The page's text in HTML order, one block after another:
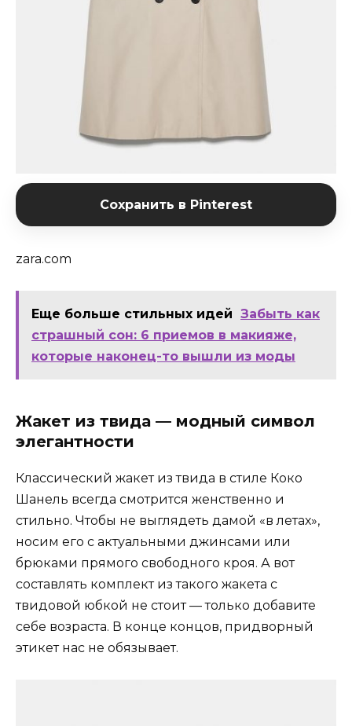
Сохранить в Pinterest
zara.com
Еще больше стильных идей Забыть как
страшный сон: 6 приемов в макияже,
которые наконец-то вышли из моды
Жакет из твида — модный символ
элегантности
Классический жакет из твида в стиле Коко
Шанель всегда смотрится женственно и
стильно. Чтобы не выглядеть дамой «в летах»,
носим его с актуальными джинсами или
брюками прямого свободного кроя. А вот
составлять комплект из такого жакета с
твидовой юбкой не стоит — только добавите
себе возраста. В конце концов, придворный
этикет нас не обязывает.